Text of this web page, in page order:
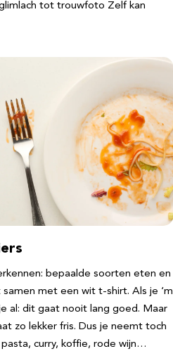
tot trouwfoto Zelf kan
bepaalde soorten eten en
met een wit t-shirt. Als je ‘m
al: dit gaat nooit lang goed. Maar
zo lekker fris. Dus je neemt toch
curry, koffie, rode wijn…